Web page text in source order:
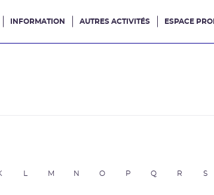
INFORMATION AUTRES ACTIVITÉS ESPACE
M N O P Q R S